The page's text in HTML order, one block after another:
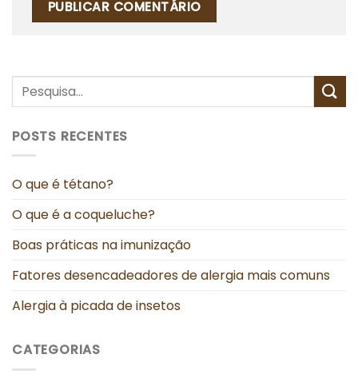
POSTS RECENTES
O que é tétano?
O que é a coqueluche?
Boas práticas na imunização
Fatores desencadeadores de alergia mais comuns
Alergia à picada de insetos
CATEGORIAS